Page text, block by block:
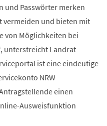
und Passwörter merken
vermeiden und bieten mit
von Möglichkeiten bei
unterstreicht Landrat
ist eine eindeutige
NRW
einen
Ausweisfunktion